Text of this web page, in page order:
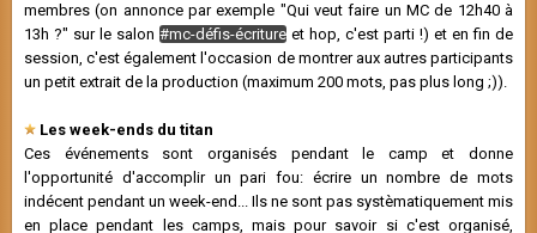
membres (on annonce par exemple "Qui veut faire un MC de 12h40 à
13h ?" sur le salon #mc-défis-écriture et hop, c'est parti !) et en fin de
session, c'est également l'occasion de montrer aux autres participants
un petit extrait de la production (maximum 200 mots, pas plus long ;)).
Les week-ends du titan
Ces événements sont organisés pendant le camp et donne
l'opportunité d'accomplir un pari fou: écrire un nombre de mots
indécent pendant un week-end... Ils ne sont pas systèmatiquement mis
en place pendant les camps, mais pour savoir si c'est organisé,